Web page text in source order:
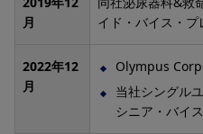
月
イド・バイス・プ
2022年12
月
Olympus
当社シングル
シニア・バイ